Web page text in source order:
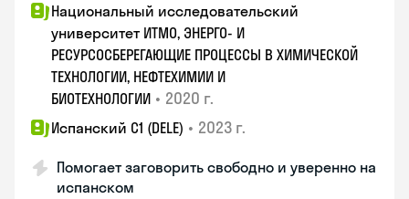
Национальный исследовательский
университет ИТМО, ЭНЕРГО- И
РЕСУРСОСБЕРЕГАЮЩИЕ ПРОЦЕССЫ В ХИМИЧЕСКОЙ
ТЕХНОЛОГИИ, НЕФТЕХИМИИ И
БИОТЕХНОЛОГИИ • 2020 г.
Испанский С1 (DELE) • 2023 г.
Помогает заговорить свободно и уверенно на
испанском